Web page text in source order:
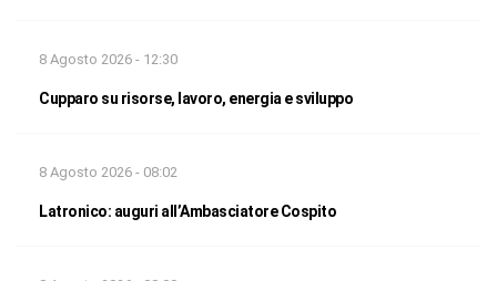
8 Agosto 2026 - 12:30
Cupparo su risorse, lavoro, energia e sviluppo
8 Agosto 2026 - 08:02
Latronico: auguri all’Ambasciatore Cospito